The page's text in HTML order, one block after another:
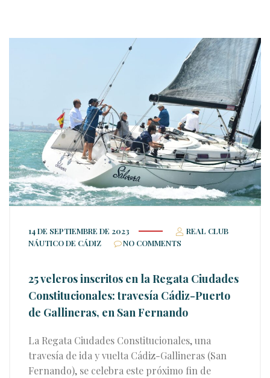
14 DE SEPTIEMBRE DE 2023
REAL CLUB
NÁUTICO DE CÁDIZ
NO COMMENTS
25 veleros inscritos en la Regata Ciudades
Constitucionales: travesía Cádiz-Puerto
de Gallineras, en San Fernando
La Regata Ciudades Constitucionales, una
travesía de ida y vuelta Cádiz-Gallineras (San
Fernando), se celebra este próximo fin de